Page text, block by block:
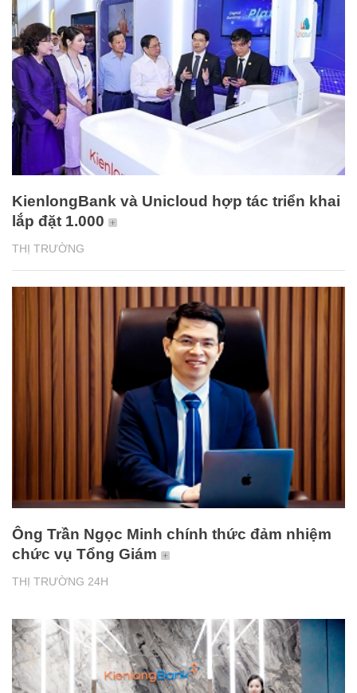
THỊ TRƯỜNG
KienlongBank và Unicloud hợp tác triển khai
lắp đặt 1.000
THỊ TRƯỜNG 24H
Ông Trần Ngọc Minh chính thức đảm nhiệm
chức vụ Tổng Giám